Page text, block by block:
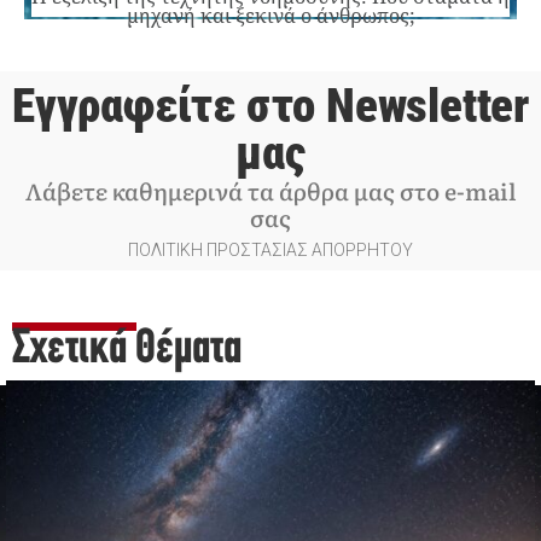
μηχανή και ξεκινά ο άνθρωπος;
Εγγραφείτε στο Newsletter
μας
Λάβετε καθημερινά τα άρθρα μας στο e-mail
σας
ΠΟΛΙΤΙΚΗ ΠΡΟΣΤΑΣΙΑΣ ΑΠΟΡΡΗΤΟΥ
Σχετικά Θέματα